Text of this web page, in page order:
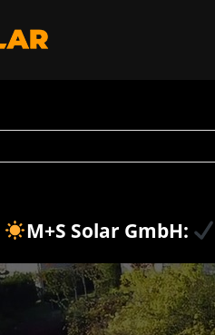
M+S Solar GmbH: